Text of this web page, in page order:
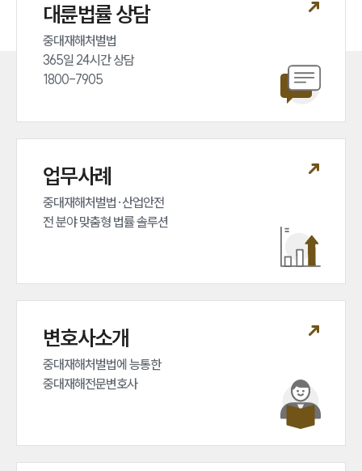
대륜법률 상담
중대재해처벌법
365일 24시간 상담
1800-7905
업무사례
중대재해처벌법·산업안전
전 분야 맞춤형 법률 솔루션
변호사소개
중대재해처벌법에 능통한
중대재해전문변호사